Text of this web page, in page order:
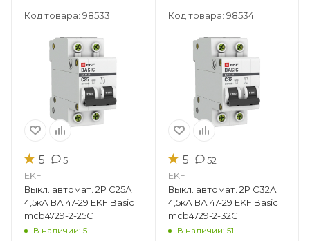
Код товара: 98533
★ 5 5
EKF
Выкл. автомат. 2Р С25А
4,5кА ВА 47-29 EKF Basic
mcb4729-2-25C
В наличии: 5
Код товара: 98534
★ 5 52
EKF
Выкл. автомат. 2Р С32А
4,5кА ВА 47-29 EKF Basic
mcb4729-2-32C
В наличии: 51